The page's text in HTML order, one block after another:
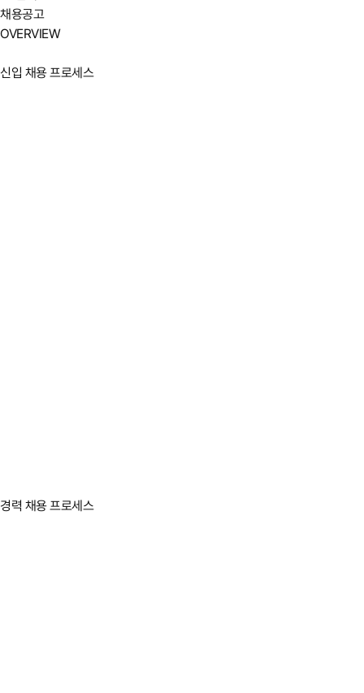
채용공고
OVERVIEW
신입 채용 프로세스
인적성 검사
경력 채용 프로세스